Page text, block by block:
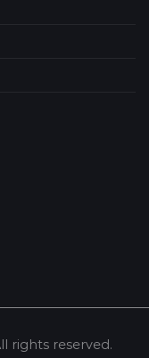
rights reserved.